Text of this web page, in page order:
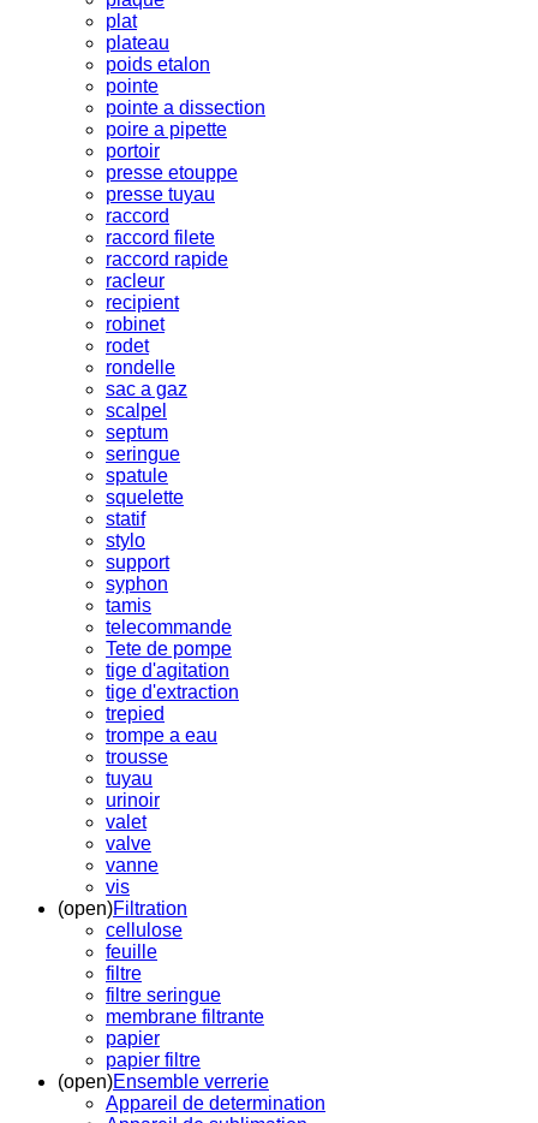
plat
plateau
poids etalon
pointe
pointe a dissection
poire a pipette
portoir
presse etouppe
presse tuyau
raccord
raccord filete
raccord rapide
racleur
recipient
robinet
rodet
rondelle
sac a gaz
scalpel
septum
seringue
spatule
squelette
statif
stylo
support
syphon
tamis
telecommande
Tete de pompe
tige d'agitation
tige d'extraction
trepied
trompe a eau
trousse
tuyau
urinoir
valet
valve
vanne
vis
(open)Filtration
cellulose
feuille
filtre
filtre seringue
membrane filtrante
papier
papier filtre
(open)Ensemble verrerie
Appareil de determination